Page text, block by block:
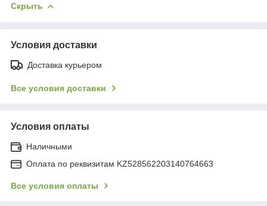
Скрыть
Условия доставки
Доставка курьером
Все условия доставки
Условия оплаты
Наличными
Оплата по реквизитам KZ528562203140764663
Все условия оплаты